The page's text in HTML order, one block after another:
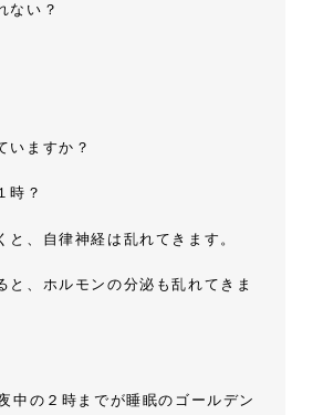
ない？
いますか？
時？
と、自律神経は乱れてきます。
と、ホルモンの分泌も乱れてきま
中の２時までが睡眠のゴールデン